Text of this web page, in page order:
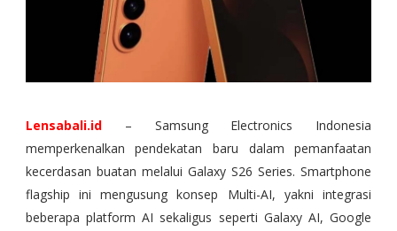
Lensabali.id
– Samsung Electronics Indonesia
memperkenalkan pendekatan baru dalam pemanfaatan
kecerdasan buatan melalui Galaxy S26 Series. Smartphone
flagship ini mengusung konsep Multi-AI, yakni integrasi
beberapa platform AI sekaligus seperti Galaxy AI, Google